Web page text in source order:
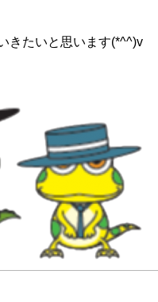
きたいと思います(*^^)v